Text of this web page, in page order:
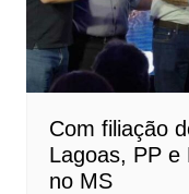
Com filiação
Lagoas, PP e
no MS